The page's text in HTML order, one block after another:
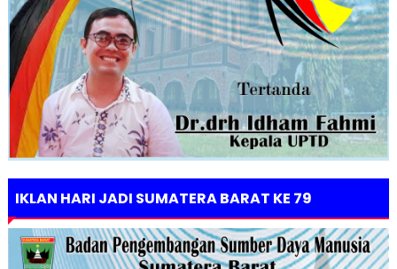
IKLAN HARI JADI SUMATERA BARAT KE 79